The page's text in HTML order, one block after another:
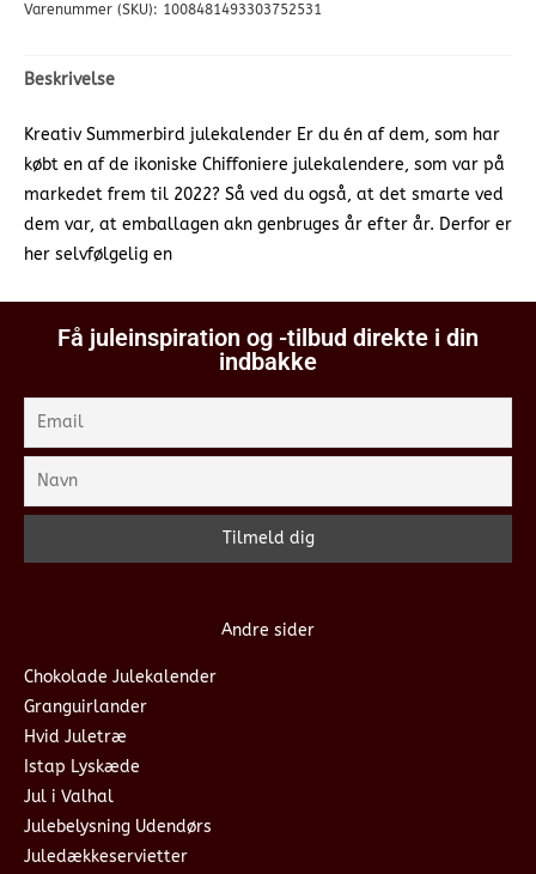
Varenummer (SKU): 1008481493303752531
Beskrivelse
Kreativ Summerbird julekalender Er du én af dem, som har
købt en af de ikoniske Chiffoniere julekalendere, som var på
markedet frem til 2022? Så ved du også, at det smarte ved
dem var, at emballagen akn genbruges år efter år. Derfor er
her selvfølgelig en
Få juleinspiration og -tilbud direkte i din
indbakke
Andre sider
Chokolade Julekalender
Granguirlander
Hvid Juletræ
Istap Lyskæde
Jul i Valhal
Julebelysning Udendørs
Juledækkeservietter